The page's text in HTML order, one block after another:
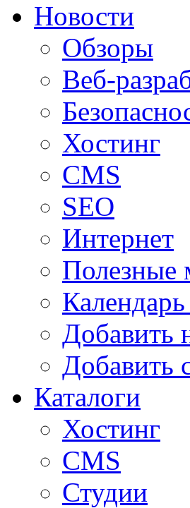
Новости
Обзоры
Веб-
Хостинг
CMS
SEO
Интернет
Полезные
Добавить
Добавить
Каталоги
Хостинг
CMS
Студии